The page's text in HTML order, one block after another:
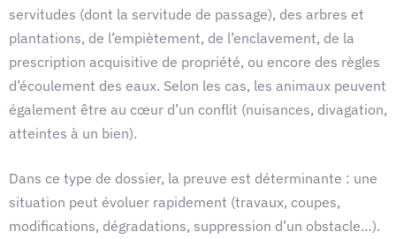
servitudes (dont la servitude de passage), des arbres et
plantations, de l’empiètement, de l’enclavement, de la
prescription acquisitive de propriété, ou encore des règles
d’écoulement des eaux. Selon les cas, les animaux peuvent
également être au cœur d’un conflit (nuisances, divagation,
atteintes à un bien).
Dans ce type de dossier, la preuve est déterminante : une
situation peut évoluer rapidement (travaux, coupes,
modifications, dégradations, suppression d’un obstacle…).